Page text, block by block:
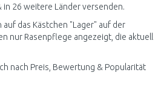
26 weitere Länder versenden.
auf das Kästchen "Lager" auf der
nur Rasenpflege angezeigt, die aktuell
nach Preis, Bewertung & Popularität